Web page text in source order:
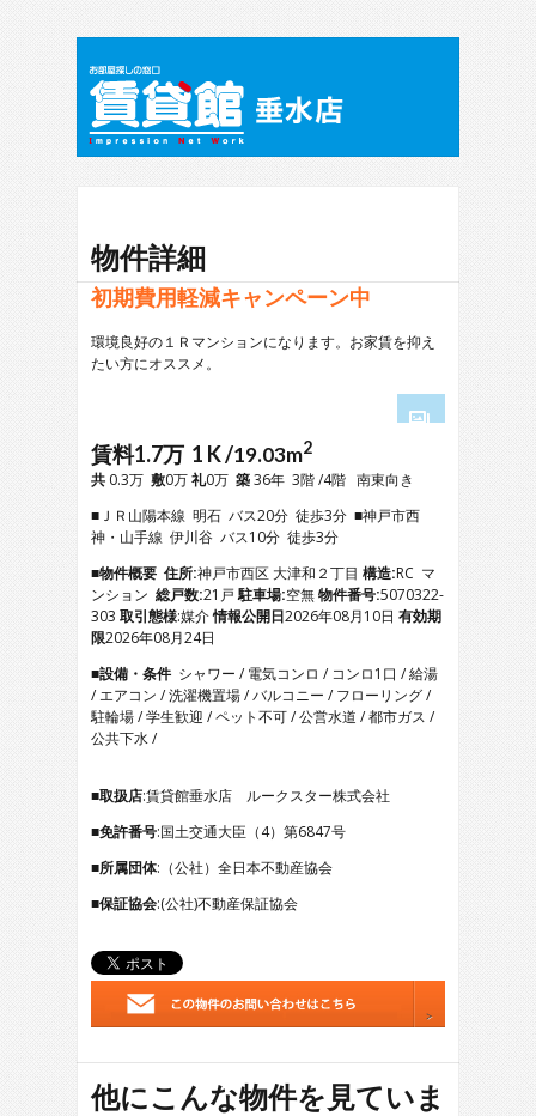
物件詳細
初期費用軽減キャンペーン中
環境良好の１Ｒマンションになります。お家賃を抑え
たい方にオススメ。
4
6
7
8
9
11
12
13
26
28
29
賃料1.7万 1 K /19.03m2
共 0.3万 敷0万礼0万 築36年 3階 /4階 南東向き
■ＪＲ山陽本線 明石 バス20分 徒歩3分 ■神戸市西
神・山手線 伊川谷 バス10分 徒歩3分
■物件概要 住所:神戸市西区 大津和２丁目 構造:RC マ
ンション 総戸数:21戸駐車場:空無物件番号:5070322-
303 取引態様:媒介情報公開日2026年08月10日 有効期
限2026年08月24日
■設備・条件 シャワー / 電気コンロ / コンロ1口 / 給湯
/ エアコン / 洗濯機置場 / バルコニー / フローリング /
駐輪場 / 学生歓迎 / ペット不可 / 公営水道 / 都市ガス /
公共下水 /
■取扱店:賃貸館垂水店 ルークスター株式会社
■免許番号:国土交通大臣（4）第6847号
■所属団体:（公社）全日本不動産協会
■保証協会:(公社)不動産保証協会
他にこんな物件を見ていま